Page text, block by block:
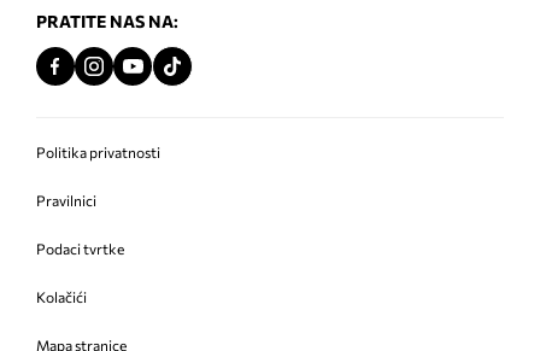
PRATITE NAS NA:
Politika privatnosti
Pravilnici
Podaci tvrtke
Kolačići
Mapa stranice